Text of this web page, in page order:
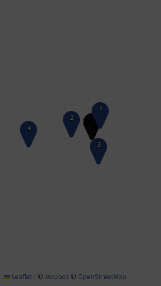
1
2
3
4
Leaflet | © Mapbox © OpenStreetMap